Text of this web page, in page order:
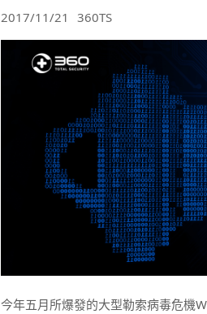
2017/11/21 360TS
今年五月所爆發的大型勒索病毒危機